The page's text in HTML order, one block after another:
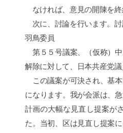
なければ、意見の開陳を終
次に、討論を行います。
羽鳥委員
第５５号議案、（仮称）
解除に対して、日本共産党
この議案が可決され、基
になります。我が会派は、
計画の大幅な見直し提案が
た。当初、区は見直し提案